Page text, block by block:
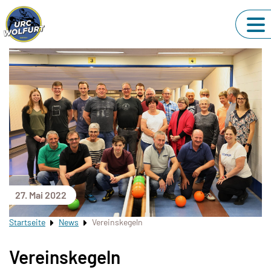
27. Mai 2022
Startseite News Vereinskegeln
Vereinskegeln